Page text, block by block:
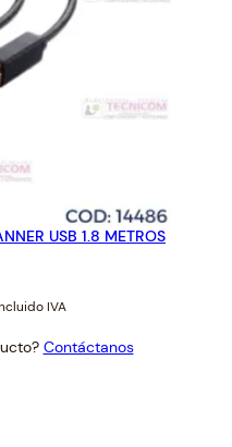
USB 1.8 METROS
IVA
Contáctanos